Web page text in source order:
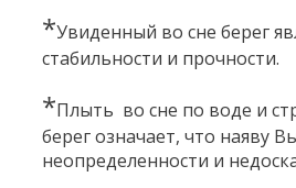
*Увиденный во сне берег
стабильности и прочности.
*Плыть во сне по воде и
берег означает, что наяву
неопределенности и